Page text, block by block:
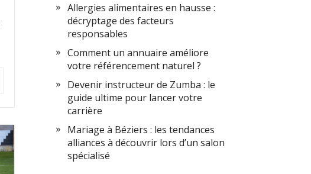
Allergies alimentaires en hausse :
décryptage des facteurs
responsables
Comment un annuaire améliore
votre référencement naturel ?
Devenir instructeur de Zumba : le
guide ultime pour lancer votre
carrière
Mariage à Béziers : les tendances
alliances à découvrir lors d’un salon
spécialisé